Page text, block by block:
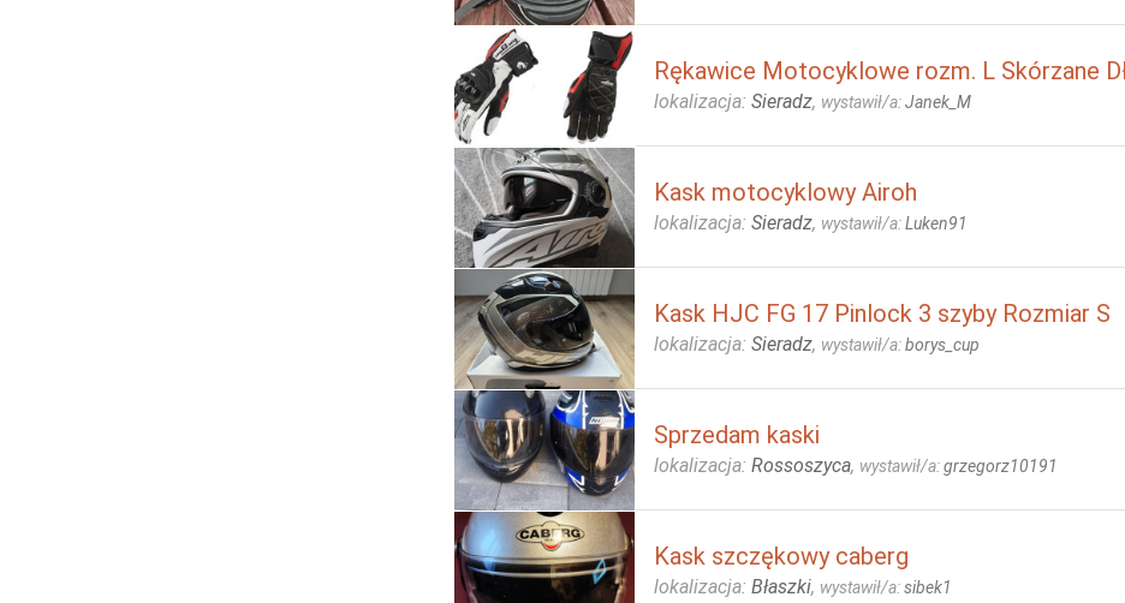
Rękawice Motocyklowe rozm. L Skórzane
lokalizacja: Sieradz, wystawił/a:Janek_M
Kask motocyklowy Airoh
lokalizacja: Sieradz, wystawił/a:Luken91
Kask HJC FG 17 Pinlock 3 szyby Rozmiar S
lokalizacja: Sieradz, wystawił/a:borys_cup
Sprzedam kaski
lokalizacja: Rossoszyca, wystawił/a:grzegorz10191
Kask szczękowy caberg
lokalizacja: Błaszki, wystawił/a:sibek1